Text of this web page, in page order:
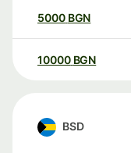
5000 BGN
10000 BGN
BSD